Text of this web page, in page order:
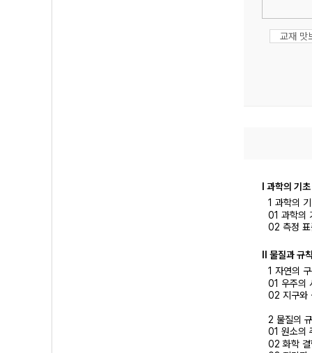
교재 맛
Ⅰ 과학의 기초
1 과학의
01 과학의
02 측정 표
Ⅱ 물질과 규
1 자연의
01 우주의
02 지구와
2 물질의
01 원소의
02 화학 결